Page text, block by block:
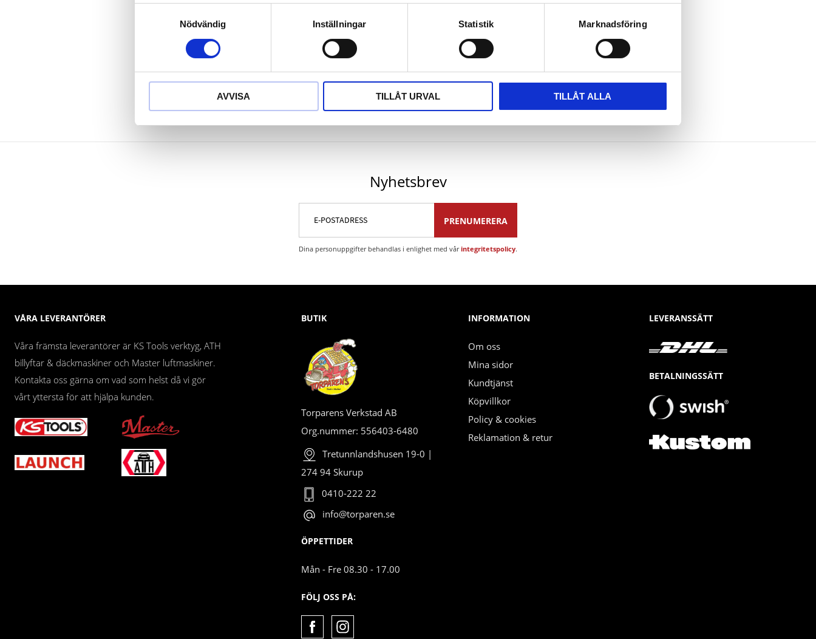
Nödvändig
Inställningar Statistik Marknadsföring
AVVISA TILLÅT URVAL TILLÅT ALLA
20
Lägg till i favoriter
Nyhetsbrev
PRENUMERERA
Dina personuppgifter behandlas i enlighet med vårintegritetspolicy.
VÅRA LEVERANTÖRER
Våra främsta leverantörer är KS Tools verktyg, ATH
billyftar & däckmaskiner och Master luftmaskiner.
Kontakta oss gärna om vad som helst då vi gör
vårt yttersta för att hjälpa kunden.
BUTIK
Torparens Verkstad AB
Org.nummer: 556403-6480
Tretunnlandshusen 19-0 |
274 94 Skurup
0410-222 22
info@torparen.se
ÖPPETTIDER
Mån - Fre 08.30 - 17.00
FÖLJ OSS PÅ:
INFORMATION
Om oss
Mina sidor
Kundtjänst
Köpvillkor
Policy & cookies
Reklamation & retur
LEVERANSSÄTT
BETALNINGSSÄTT